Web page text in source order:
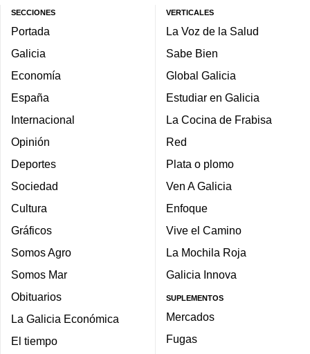
SECCIONES
Portada
Galicia
Economía
España
Internacional
Opinión
Deportes
Sociedad
Cultura
Gráficos
Somos Agro
Somos Mar
Obituarios
La Galicia Económica
El tiempo
VERTICALES
La Voz de la Salud
Sabe Bien
Global Galicia
Estudiar en Galicia
La Cocina de Frabisa
Red
Plata o plomo
Ven A Galicia
Enfoque
Vive el Camino
La Mochila Roja
Galicia Innova
SUPLEMENTOS
Mercados
Fugas